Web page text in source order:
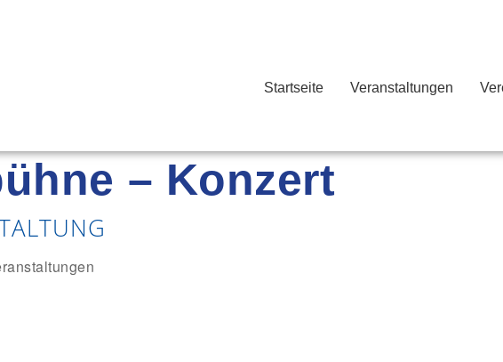
Startseite Veranstaltungen
– Konzert